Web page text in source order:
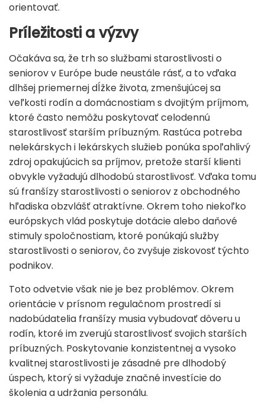
orientovať.
Príležitosti a výzvy
Očakáva sa, že trh so službami starostlivosti o
seniorov v Európe bude neustále rásť, a to vďaka
dlhšej priemernej dĺžke života, zmenšujúcej sa
veľkosti rodín a domácnostiam s dvojitým príjmom,
ktoré často nemôžu poskytovať celodennú
starostlivosť starším príbuzným. Rastúca potreba
nelekárskych i lekárskych služieb ponúka spoľahlivý
zdroj opakujúcich sa príjmov, pretože starší klienti
obvykle vyžadujú dlhodobú starostlivosť. Vďaka tomu
sú franšízy starostlivosti o seniorov z obchodného
hľadiska obzvlášť atraktívne. Okrem toho niekoľko
európskych vlád poskytuje dotácie alebo daňové
stimuly spoločnostiam, ktoré ponúkajú služby
starostlivosti o seniorov, čo zvyšuje ziskovosť týchto
podnikov.
Toto odvetvie však nie je bez problémov. Okrem
orientácie v prísnom regulačnom prostredí si
nadobúdatelia franšízy musia vybudovať dôveru u
rodín, ktoré im zverujú starostlivosť svojich starších
príbuzných. Poskytovanie konzistentnej a vysoko
kvalitnej starostlivosti je zásadné pre dlhodobý
úspech, ktorý si vyžaduje značné investície do
školenia a udržania personálu.